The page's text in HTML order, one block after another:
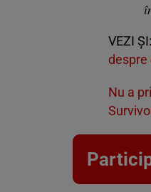
VEZI ȘI:
Nu a